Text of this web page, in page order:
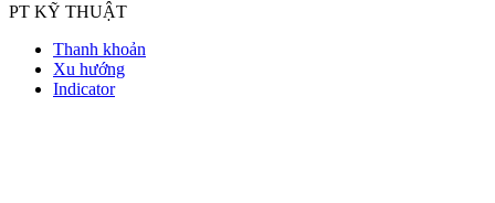
PT KỸ THUẬT
Thanh khoản
Xu hướng
Indicator